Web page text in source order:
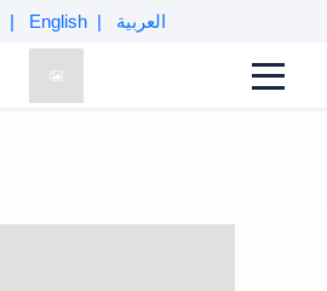
العربية English